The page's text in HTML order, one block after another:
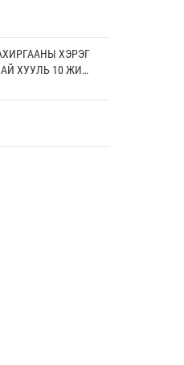
ХЭРЭГ
ХУУЛЬ 10 ЖИЛ: